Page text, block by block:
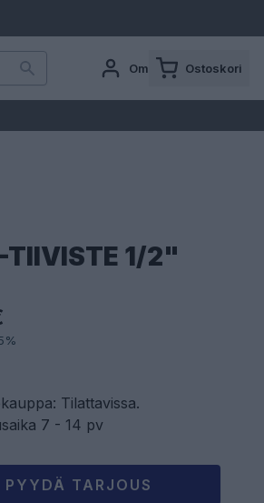
Oma tili Ostoskori
TIIVISTE 1/2"
Tilattavissa.
7 - 14 pv
PYYDÄ TARJOUS